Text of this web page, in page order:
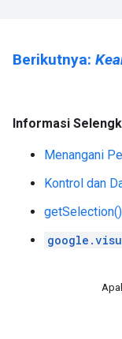
Berikutnya:
Informasi
Menangani
Kontrol dan
getSelection()